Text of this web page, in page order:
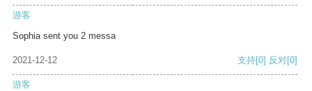
游客
Sophia sent you 2 messa
2021-12-12 支持[0] 反对[0]
游客